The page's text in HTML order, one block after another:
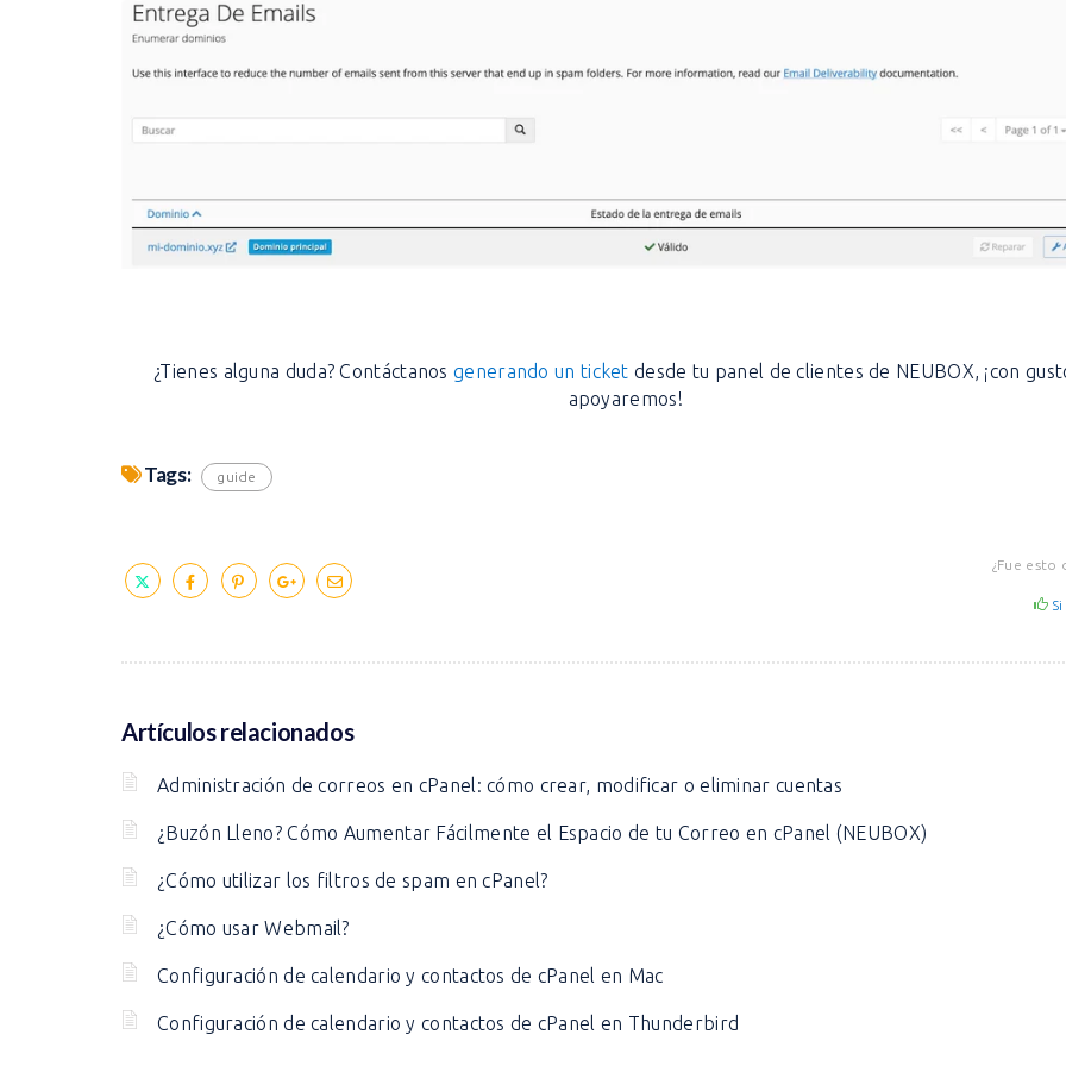
¿Tienes alguna duda? Contáctanosgenerando un ticket desde tu panel de clientes de NEUBOX, ¡con
apoyaremos!
Tags: guide
¿Fue esto
Si
Artículos relacionados
Administración de correos en cPanel: cómo crear, modificar o eliminar cuentas
¿Buzón Lleno? Cómo Aumentar Fácilmente el Espacio de tu Correo en cPanel (NEUBOX)
¿Cómo utilizar los filtros de spam en cPanel?
¿Cómo usar Webmail?
Configuración de calendario y contactos de cPanel en Mac
Configuración de calendario y contactos de cPanel en Thunderbird